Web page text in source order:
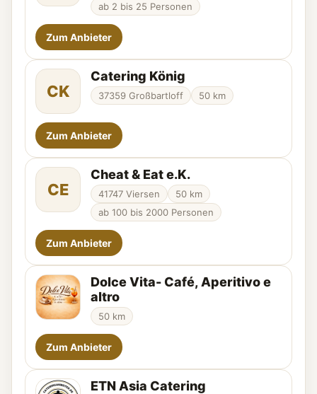
ab 2 bis 25 Personen
Zum Anbieter
CK
Catering König
37359 Großbartloff 50 km
Zum Anbieter
CE
Cheat & Eat e.K.
41747 Viersen
50 km
ab 100 bis 2000 Personen
Zum Anbieter
Dolce Vita- Café, Aperitivo e
altro
50 km
Zum Anbieter
ETN Asia Catering